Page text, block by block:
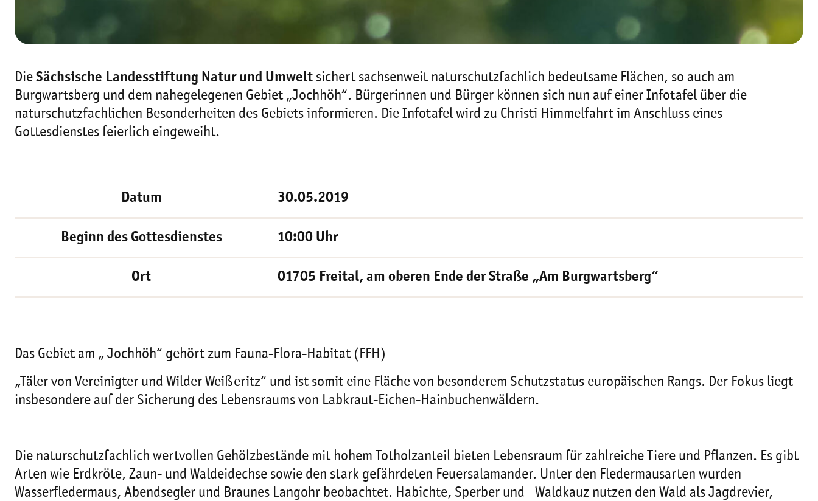
Die Sächsische Landesstiftung Natur und Umwelt sichert sachsenweit naturschutzfachlich bedeutsame Flächen, so auch am
Burgwartsberg und dem nahegelegenen Gebiet „Jochhöh“. Bürgerinnen und Bürger können sich nun auf einer Infotafel über die
naturschutzfachlichen Besonderheiten des Gebiets informieren. Die Infotafel wird zu Christi Himmelfahrt im Anschluss eines
Gottesdienstes feierlich eingeweiht.
Datum 30.05.2019
Beginn des Gottesdienstes 10:00 Uhr
Ort 01705 Freital, am oberen Ende der Straße „Am Burgwartsberg“
Das Gebiet am „ Jochhöh“ gehört zum Fauna-Flora-Habitat (FFH)
„Täler von Vereinigter und Wilder Weißeritz“ und ist somit eine Fläche von besonderem Schutzstatus europäischen Rangs. Der Fokus liegt
insbesondere auf der Sicherung des Lebensraums von Labkraut-Eichen-Hainbuchenwäldern.
Die naturschutzfachlich wertvollen Gehölzbestände mit hohem Totholzanteil bieten Lebensraum für zahlreiche Tiere und Pflanzen. Es gibt
Arten wie Erdkröte, Zaun- und Waldeidechse sowie den stark gefährdeten Feuersalamander. Unter den Fledermausarten wurden
Wasserfledermaus, Abendsegler und Braunes Langohr beobachtet. Habichte, Sperber und Waldkauz nutzen den Wald als Jagdrevier,